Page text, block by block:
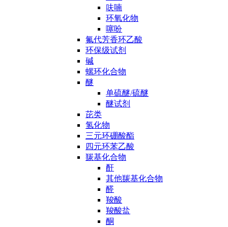
呋喃
环氧化物
噻吩
氟代芳香环乙酸
环保级试剂
碱
螺环化合物
醚
单硫醚/硫醚
醚试剂
芘类
氢化物
三元环硼酸酯
四元环苯乙酸
羰基化合物
酐
其他羰基化合物
醛
羧酸
羧酸盐
酮